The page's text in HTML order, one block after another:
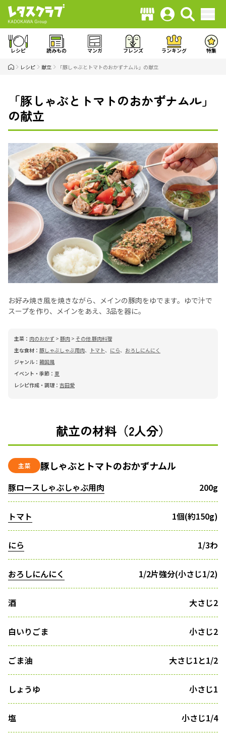
レシピ 読みもの マンガ フレンズ ランキング 特集
レシピ 献立 「豚しゃぶとトマトのおかずナムル」の献立
「豚しゃぶとトマトのおかずナムル」
の献立
お好み焼き風を焼きながら、メインの豚肉をゆでます。ゆで汁で
スープを作り、メインをあえ、3品を器に。
主菜： 肉のおかず > 豚肉 > その他 豚肉料理
主な食材： 豚しゃぶしゃぶ用肉、 トマト、 にら、 おろしにんにく
ジャンル： 韓国風
イベント・季節： 夏
レシピ作成・調理： 吉田愛
献立の材料（2人分）
主菜 豚しゃぶとトマトのおかずナムル
豚ロースしゃぶしゃぶ用肉 200g
トマト 1個(約150g)
にら 1/3わ
おろしにんにく 1/2片強分(小さじ1/2)
酒 大さじ2
白いりごま 小さじ2
ごま油 大さじ1と1/2
しょうゆ 小さじ1
塩 小さじ1/4